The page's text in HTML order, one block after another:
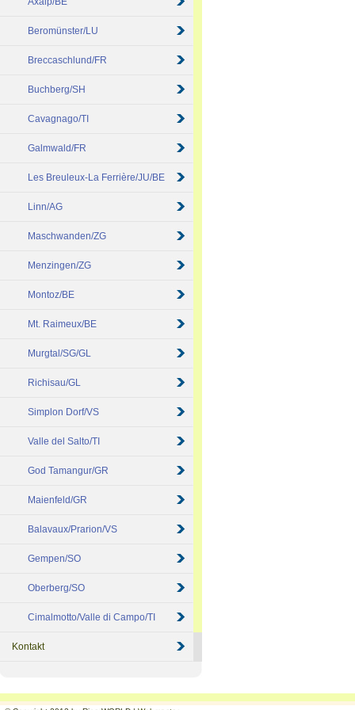
Beromünster/LU
Breccaschlund/FR
Buchberg/SH
Cavagnago/TI
Galmwald/FR
Les Breuleux-La Ferrière/JU/BE
Linn/AG
Maschwanden/ZG
Menzingen/ZG
Montoz/BE
Mt. Raimeux/BE
Murgtal/SG/GL
Richisau/GL
Simplon Dorf/VS
Valle del Salto/TI
God Tamangur/GR
Maienfeld/GR
Balavaux/Prarion/VS
Gempen/SO
Oberberg/SO
Cimalmotto/Valle di Campo/TI
Kontakt